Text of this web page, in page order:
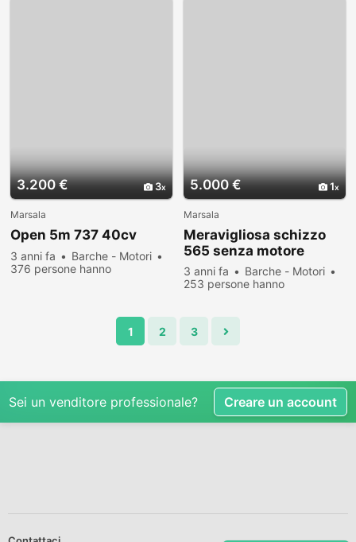
3.200 € 3
Marsala
Open 5m 737 40cv
3 anni fa
Barche - Motori
376 persone hanno
5.000 € 1
Marsala
Meravigliosa schizzo
565 senza motore
3 anni fa
Barche - Motori
253 persone hanno
1 2 3
Sei un venditore professionale? Creare un account